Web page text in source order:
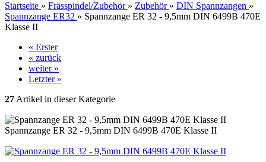
Startseite » Frässpindel/Zubehör » Zubehör » DIN Spannzangen »
Spannzange ER32 » Spannzange ER 32 - 9,5mm DIN 6499B 470E
Klasse II
« Erster
« zurück
weiter »
Letzter »
27 Artikel in dieser Kategorie
Spannzange ER 32 - 9,5mm DIN 6499B 470E Klasse II